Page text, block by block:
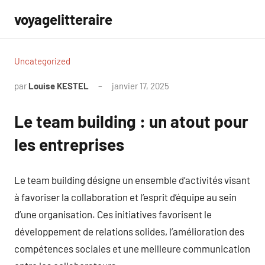
contenu
voyagelitteraire
Uncategorized
par Louise KESTEL janvier 17, 2025
Le team building : un atout pour
les entreprises
Le team building désigne un ensemble d’activités visant
à favoriser la collaboration et l’esprit d’équipe au sein
d’une organisation. Ces initiatives favorisent le
développement de relations solides, l’amélioration des
compétences sociales et une meilleure communication